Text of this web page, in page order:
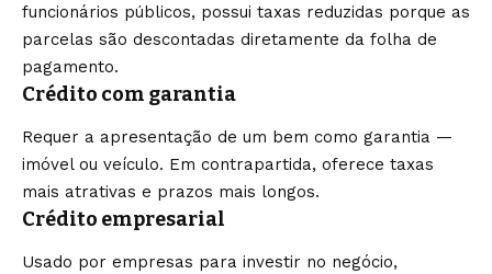
funcionários públicos, possui taxas reduzidas porque as
parcelas são descontadas diretamente da folha de
pagamento.
Crédito com garantia
Requer a apresentação de um bem como garantia —
imóvel ou veículo. Em contrapartida, oferece taxas
mais atrativas e prazos mais longos.
Crédito empresarial
Usado por empresas para investir no negócio,